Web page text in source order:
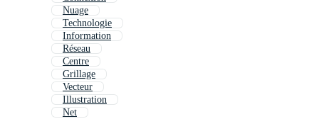
Nuage
Technologie
Information
Réseau
Centre
Grillage
Vecteur
Illustration
Net